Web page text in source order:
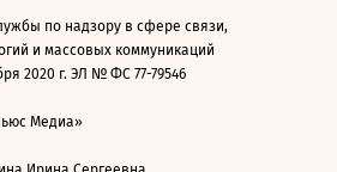
по надзору в сфере связи,
и массовых коммуникаций
2020 г. ЭЛ № ФС 77-79546
Медиа»